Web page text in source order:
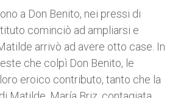
a Don Benito, nei pressi di
cominciò ad ampliarsi e
arrivò ad avere otto case. In
che colpì Don Benito, le
eroico contributo, tanto che la